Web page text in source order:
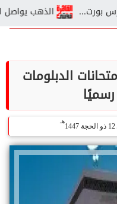
الذهب يواصل الارتفاع.. عيار 24 يسجل 6825
الدبلومات
12 ذو الحجة 1447
هـ